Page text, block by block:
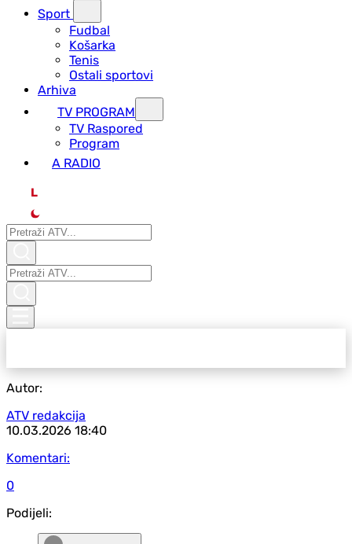
Sport
Fudbal
Košarka
Tenis
Ostali sportovi
Arhiva
TV PROGRAM
ТV Raspored
Program
A RADIO
L
Autor:
ATV redakcija
10.03.2026 18:40
Komentari:
0
Podijeli: